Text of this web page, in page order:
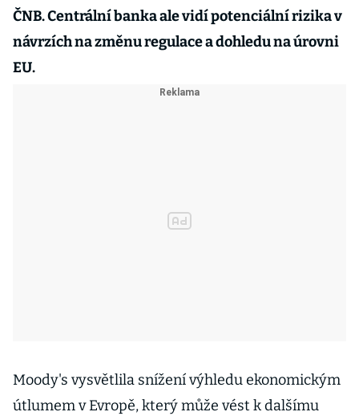
ČNB. Centrální banka ale vidí potenciální rizika v
návrzích na změnu regulace a dohledu na úrovni
EU.
Moody's vysvětlila snížení výhledu ekonomickým
útlumem v Evropě, který může vést k dalšímu